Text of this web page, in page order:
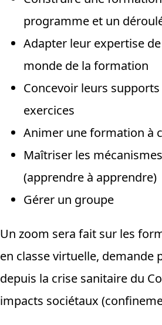
programme et un
Adapter leur expertise
monde de la formation
Concevoir leurs
exercices
Animer une formation à
Maîtriser les
(apprendre à apprendre)
Gérer un groupe
Un zoom sera fait sur les
en classe virtuelle, demande
depuis la crise sanitaire du
impacts sociétaux